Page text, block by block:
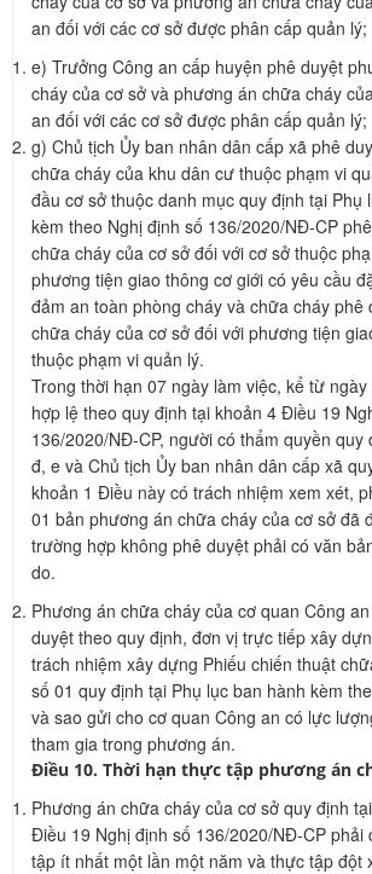
an đối với các cơ sở được phân cấp quản lý;
e) Trưởng Công an cấp huyện phê duyệt
cháy của cơ sở và phương án chữa cháy
an đối với các cơ sở được phân cấp quản lý;
g) Chủ tịch Ủy ban nhân dân cấp xã phê
chữa cháy của khu dân cư thuộc phạm vi
đầu cơ sở thuộc danh mục quy định tại Phụ
kèm theo Nghị định số 136/2020/NĐ-CP
chữa cháy của cơ sở đối với cơ sở thuộc
phương tiện giao thông cơ giới có yêu cầu
đảm an toàn phòng cháy và chữa cháy phê
chữa cháy của cơ sở đối với phương tiện
thuộc phạm vi quản lý.
Trong thời hạn 07 ngày làm việc, kể từ
hợp lệ theo quy định tại khoản 4 Điều 19
136/2020/NĐ-CP, người có thẩm quyền quy
đ, e và Chủ tịch Ủy ban nhân dân cấp xã
khoản 1 Điều này có trách nhiệm xem xét,
01 bản phương án chữa cháy của cơ sở đã
trường hợp không phê duyệt phải có văn
do.
Phương án chữa cháy của cơ quan Công
duyệt theo quy định, đơn vị trực tiếp xây
trách nhiệm xây dựng Phiếu chiến thuật
số 01 quy định tại Phụ lục ban hành kèm
và sao gửi cho cơ quan Công an có lực
tham gia trong phương án.
Điều 10. Thời hạn thực tập phương án
Phương án chữa cháy của cơ sở quy định
Điều 19 Nghị định số 136/2020/NĐ-CP
tập ít nhất một lần một năm và thực tập đột